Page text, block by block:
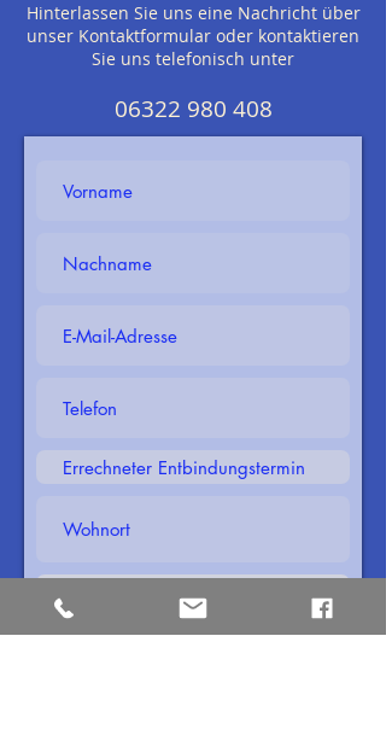
Hinterlassen Sie uns eine Nachricht über
unser Kontaktformular oder kontaktieren
Sie uns telefonisch unter
06322 980 408